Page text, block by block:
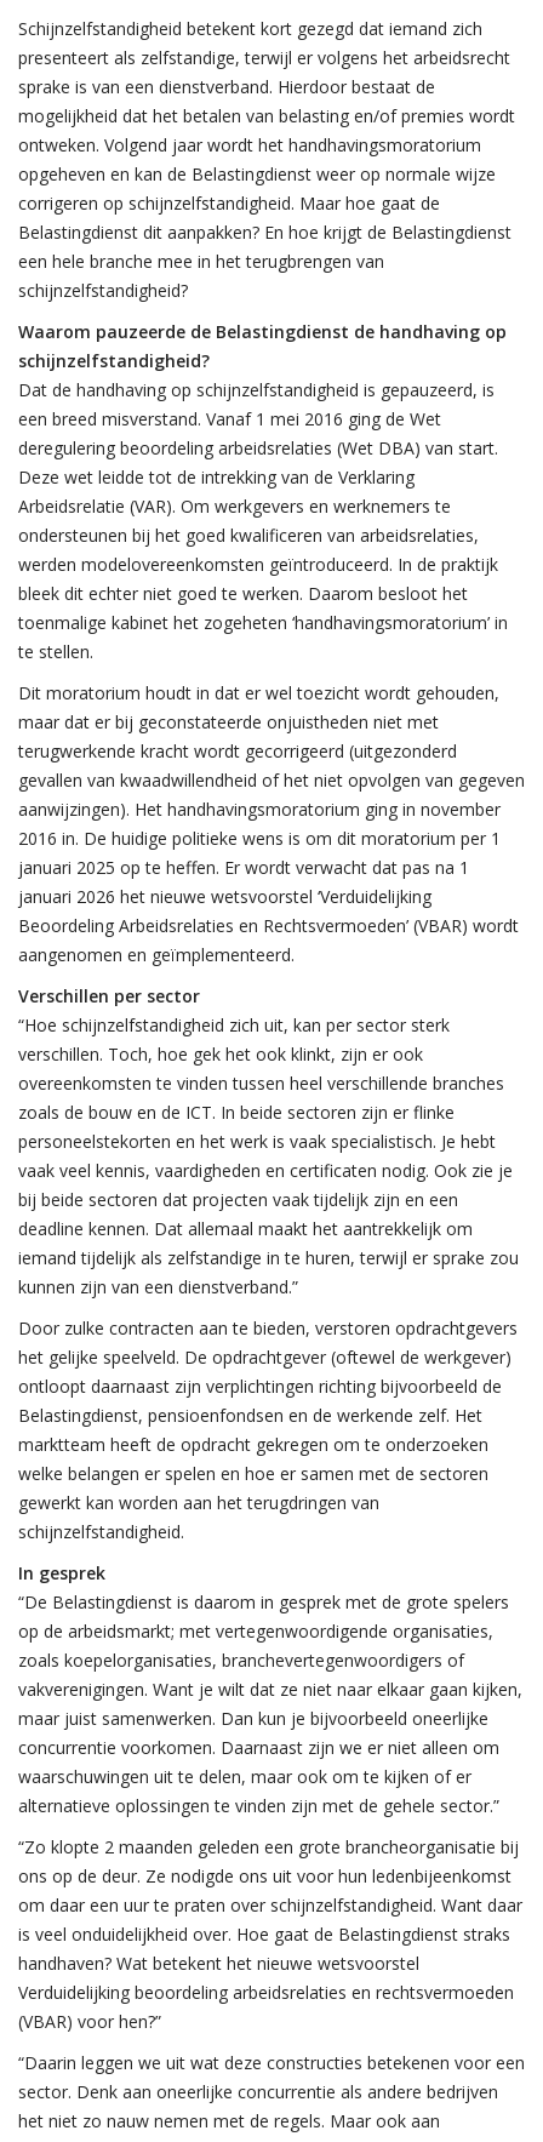
Schijnzelfstandigheid betekent kort gezegd dat iemand zich
presenteert als zelfstandige, terwijl er volgens het arbeidsrecht
sprake is van een dienstverband. Hierdoor bestaat de
mogelijkheid dat het betalen van belasting en/of premies wordt
ontweken. Volgend jaar wordt het handhavingsmoratorium
opgeheven en kan de Belastingdienst weer op normale wijze
corrigeren op schijnzelfstandigheid. Maar hoe gaat de
Belastingdienst dit aanpakken? En hoe krijgt de Belastingdienst
een hele branche mee in het terugbrengen van
schijnzelfstandigheid?
Waarom pauzeerde de Belastingdienst de handhaving op
schijnzelfstandigheid?
Dat de handhaving op schijnzelfstandigheid is gepauzeerd, is
een breed misverstand. Vanaf 1 mei 2016 ging de Wet
deregulering beoordeling arbeidsrelaties (Wet DBA) van start.
Deze wet leidde tot de intrekking van de Verklaring
Arbeidsrelatie (VAR). Om werkgevers en werknemers te
ondersteunen bij het goed kwalificeren van arbeidsrelaties,
werden modelovereenkomsten geïntroduceerd. In de praktijk
bleek dit echter niet goed te werken. Daarom besloot het
toenmalige kabinet het zogeheten ‘handhavingsmoratorium’ in
te stellen.
Dit moratorium houdt in dat er wel toezicht wordt gehouden,
maar dat er bij geconstateerde onjuistheden niet met
terugwerkende kracht wordt gecorrigeerd (uitgezonderd
gevallen van kwaadwillendheid of het niet opvolgen van gegeven
aanwijzingen). Het handhavingsmoratorium ging in november
2016 in. De huidige politieke wens is om dit moratorium per 1
januari 2025 op te heffen. Er wordt verwacht dat pas na 1
januari 2026 het nieuwe wetsvoorstel ‘Verduidelijking
Beoordeling Arbeidsrelaties en Rechtsvermoeden’ (VBAR) wordt
aangenomen en geïmplementeerd.
Verschillen per sector
“Hoe schijnzelfstandigheid zich uit, kan per sector sterk
verschillen. Toch, hoe gek het ook klinkt, zijn er ook
overeenkomsten te vinden tussen heel verschillende branches
zoals de bouw en de ICT. In beide sectoren zijn er flinke
personeelstekorten en het werk is vaak specialistisch. Je hebt
vaak veel kennis, vaardigheden en certificaten nodig. Ook zie je
bij beide sectoren dat projecten vaak tijdelijk zijn en een
deadline kennen. Dat allemaal maakt het aantrekkelijk om
iemand tijdelijk als zelfstandige in te huren, terwijl er sprake zou
kunnen zijn van een dienstverband.”
Door zulke contracten aan te bieden, verstoren opdrachtgevers
het gelijke speelveld. De opdrachtgever (oftewel de werkgever)
ontloopt daarnaast zijn verplichtingen richting bijvoorbeeld de
Belastingdienst, pensioenfondsen en de werkende zelf. Het
marktteam heeft de opdracht gekregen om te onderzoeken
welke belangen er spelen en hoe er samen met de sectoren
gewerkt kan worden aan het terugdringen van
schijnzelfstandigheid.
In gesprek
“De Belastingdienst is daarom in gesprek met de grote spelers
op de arbeidsmarkt; met vertegenwoordigende organisaties,
zoals koepelorganisaties, branchevertegenwoordigers of
vakverenigingen. Want je wilt dat ze niet naar elkaar gaan kijken,
maar juist samenwerken. Dan kun je bijvoorbeeld oneerlijke
concurrentie voorkomen. Daarnaast zijn we er niet alleen om
waarschuwingen uit te delen, maar ook om te kijken of er
alternatieve oplossingen te vinden zijn met de gehele sector.”
“Zo klopte 2 maanden geleden een grote brancheorganisatie bij
ons op de deur. Ze nodigde ons uit voor hun ledenbijeenkomst
om daar een uur te praten over schijnzelfstandigheid. Want daar
is veel onduidelijkheid over. Hoe gaat de Belastingdienst straks
handhaven? Wat betekent het nieuwe wetsvoorstel
Verduidelijking beoordeling arbeidsrelaties en rechtsvermoeden
(VBAR) voor hen?”
“Daarin leggen we uit wat deze constructies betekenen voor een
sector. Denk aan oneerlijke concurrentie als andere bedrijven
het niet zo nauw nemen met de regels. Maar ook aan